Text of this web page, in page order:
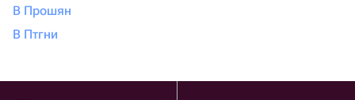
В Прошян
В Птгни